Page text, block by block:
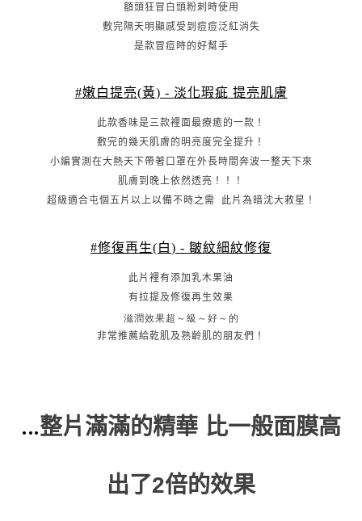
額頭狂冒白頭粉刺時使用
敷完隔天明顯感受到痘痘泛紅消失
是款冒痘時的好幫手
#嫩白提亮(黃) - 淡化瑕疵 提亮肌膚
此款香味是三款裡面最療癒的一款！
敷完的幾天肌膚的明亮度完全提升！
小編實測在大熱天下帶著口罩在外長時間奔波一整天下來
肌膚到晚上依然透亮！！！
超級適合屯個五片以上以備不時之需
此片為暗沈大救星！
#修復再生(白) - 皺紋細紋修復
此片裡有添加乳木果油
有拉提及修復再生效果
滋潤效果超～級～好～的
非常推薦給乾肌及熟齡肌的朋友們！
...整片滿滿的精華 比一般面膜高
出了2倍的效果